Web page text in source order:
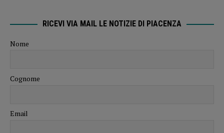
RICEVI VIA MAIL LE NOTIZIE DI PIACENZA
Nome
Cognome
Email